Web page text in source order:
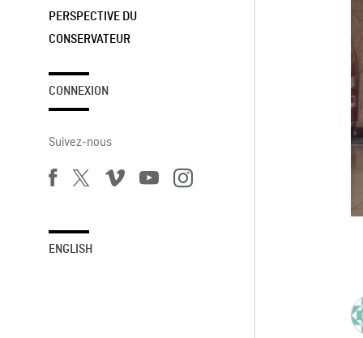
PERSPECTIVE DU
CONSERVATEUR
CONNEXION
Suivez-nous
ENGLISH